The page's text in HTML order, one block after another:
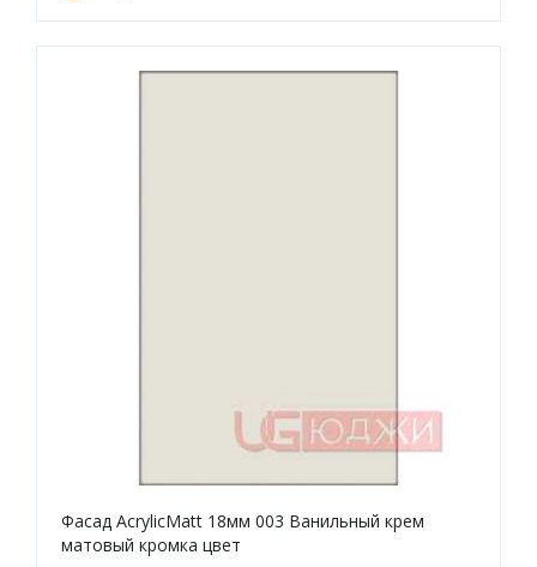
Фасад AcrylicMatt 18мм 003 Ванильный крем
матовый кромка цвет